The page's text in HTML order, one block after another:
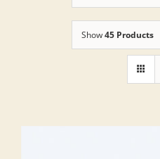
Show45 Products